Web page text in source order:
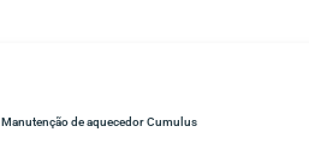
Manutenção de aquecedor Cumulus